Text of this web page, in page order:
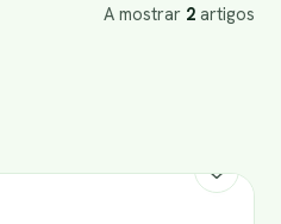
A mostrar 2 artigos